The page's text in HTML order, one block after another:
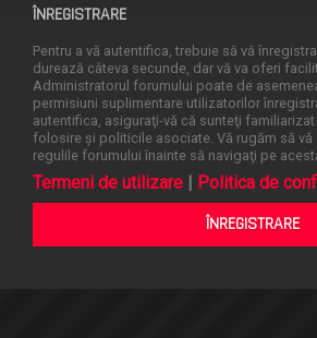
ÎNREGISTRARE
Pentru a vă autentifica, trebuie să vă
durează câteva secunde, dar vă va oferi
Administratorul forumului poate de
permisiuni suplimentare utilizatorilor
autentifica, asiguraţi-vă că sunteţi
folosire şi politicile asociate. Vă rugăm să
regulile forumului înainte să navigaţi pe
Termeni de utilizare | Politica de
ÎNREGISTRARE